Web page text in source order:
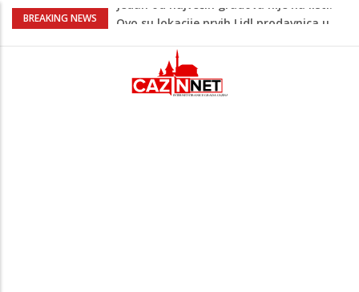
BREAKING NEWS
Majka Izeta Nanića progovorila nakon
poniženje na mjestu gdje se odaje
počast mom sinu"
Prvi put u više od 40 godina: Saudijska